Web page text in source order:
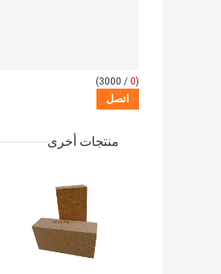
(
0
/ 3000)
منتجات أخرى